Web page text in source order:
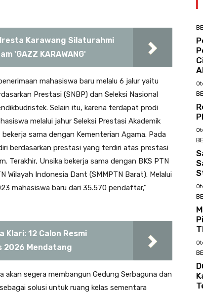
Karawang Silaturahmi
'GAZZ KARAWANG'
mahasiswa baru melalu 6 jalur yaitu
Prestasi (SNBP) dan Seleksi Nasional
Selain itu, karena terdapat prodi
melalui jahur Seleksi Prestasi Akademik
sama dengan Kementerian Agama. Pada
berdasarkan prestasi yang terdiri atas prestasi
Terakhir, Unsika bekerja sama dengan BKS PTN
Wilayah Indonesia Dant (SMMPTN Barat). Melalui
mahasiswa baru dari 35.570 pendaftar,”
Klari: 12 Calon Resmi
2026 Mendatang
segera membangun Gedung Serbaguna dan
solusi untuk ruang kelas sementara